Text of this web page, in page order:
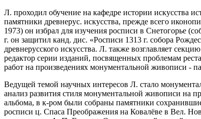
Л. проходил обучение на кафедре истории искусства
памятники древнерус. искусства, прежде всего
1973) он избрал для изучения росписи в Снетогорье
г. он защитил канд. дис. «Росписи 1313 г. собора
древнерусского искусства. Л. также возглавляет
редактор серии изданий, посвященных проблемам
работ на произведениях монументальной живописи -
Ведущей темой научных интересов Л. стало
анализ развития стиля монументальной живописи на
альбома, в к-ром были собраны памятники
росписи ц. Спаса Преображения на Ковалёве в Вел.